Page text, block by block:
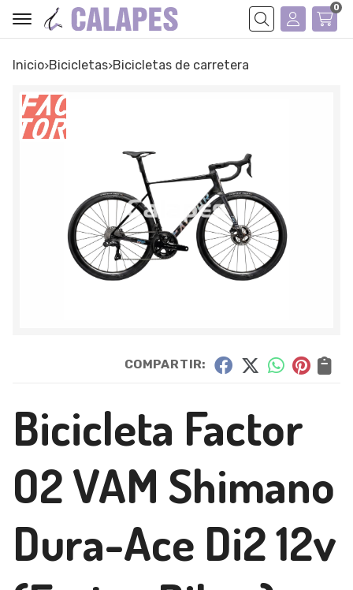
Buscar
0
Inicio bicicletas bicicletas de carretera
COMPARTIR:
Bicicleta Factor
O2 VAM Shimano
Dura-Ace Di2 12v